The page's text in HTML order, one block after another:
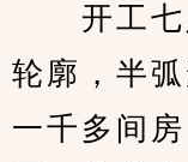
开工七
轮廓，半
一千多间